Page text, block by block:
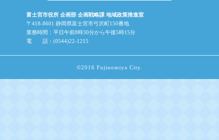
富士宮市役所 企画部 企画戦略課 地域政策推進室
〒418-8601 静岡県富士宮市弓沢町150番地
業務時間：平日午前8時30分から午後5時15分
電 話：(0544)22-1215
©2016 Fujinomiya City.